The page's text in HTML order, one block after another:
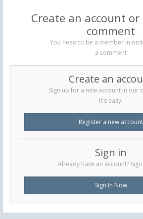
Create an account
comment
You need to be a member in
a comment
Create an
Sign up for a new account in our
It's easy!
Register a new account
Sign in
Already have an account?
Sign In Now